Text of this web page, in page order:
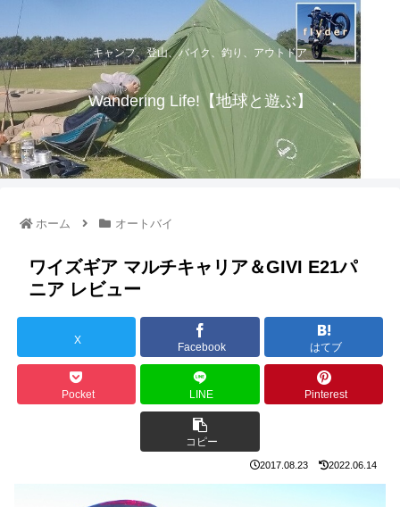
キャンプ、登山、バイク、釣り、アウトドア
Wandering Life!【地球と遊ぶ】
ホーム オートバイ
ワイズギア マルチキャリア＆GIVI E21パ
ニア レビュー
X
Facebook はてブ
Pocket LINE Pinterest
コピー
2017.08.23 2022.06.14